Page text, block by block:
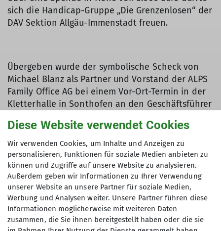
sich die Handicap-Gruppe „Die Grenzenlosen“ der
DAV Sektion Allgäu-Immenstadt freuen.
Übergeben wurde der symbolische Scheck von
Michael Blanz als Partner und Vorstand der ALPS
Family Office AG bei einem Vor-Ort-Termin in der
Kletterhalle in Sonthofen an den Geschäftsführer
Unternehmen wichtig die Gruppe auf dem Weg zu
den Special Olympics zu unterstützen und einen
Fokus für die Unterstützung auf diese Thema zu
setzen. Vielleicht gibt es ja auch noch andere
Unternehmen die ein solch wichtiges und aus
meiner Sicht ehrliches Projekt mit fördern.“ so
Michael Blanz, Vorstand der ALPS Family Office
AG.
Diese Website verwendet Cookies
Wir verwenden Cookies, um Inhalte und Anzeigen zu
personalisieren, Funktionen für soziale Medien anbieten zu
können und Zugriffe auf unsere Website zu analysieren.
Außerdem geben wir Informationen zu Ihrer Verwendung
unserer Website an unsere Partner für soziale Medien,
Werbung und Analysen weiter. Unsere Partner führen diese
Informationen möglicherweise mit weiteren Daten
zusammen, die Sie ihnen bereitgestellt haben oder die sie